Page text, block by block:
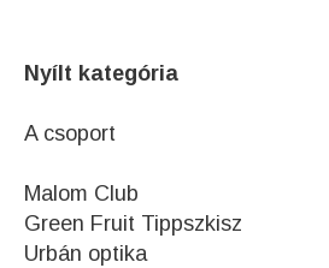
Nyílt kategória
A csoport
Malom Club
Green Fruit Tippszkisz
Urbán optika